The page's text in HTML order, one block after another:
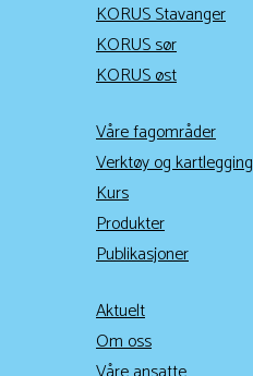
KORUS Stavanger
KORUS sør
KORUS øst
Våre fagområder
Verktøy og kartlegging
Kurs
Produkter
Publikasjoner
Aktuelt
Om oss